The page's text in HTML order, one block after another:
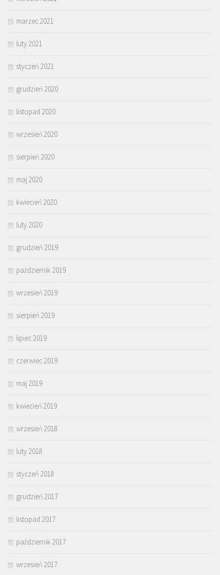
marzec 2021
luty 2021
styczeń 2021
grudzień 2020
listopad 2020
wrzesień 2020
sierpień 2020
maj 2020
kwiecień 2020
luty 2020
grudzień 2019
październik 2019
wrzesień 2019
sierpień 2019
lipiec 2019
czerwiec 2019
maj 2019
kwiecień 2019
wrzesień 2018
luty 2018
styczeń 2018
grudzień 2017
listopad 2017
październik 2017
wrzesień 2017